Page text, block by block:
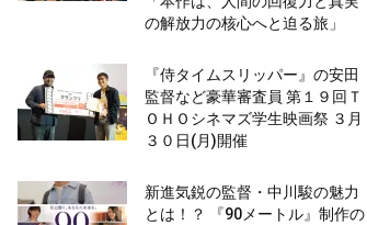
の解放力の核心へと迫る旅」
『侍タイムスリッパー』の安田
監督など豪華審査員 第１９回Ｔ
ＯＨＯシネマズ学生映画祭 ３月
３０日(月)開催
新進気鋭の監督・中川駿の魅力
とは！？ 『90メートル』制作の